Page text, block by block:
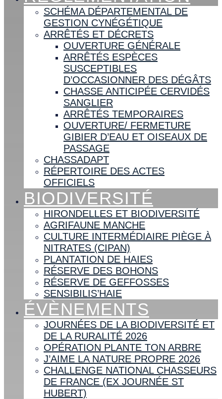
SCHÉMA DÉPARTEMENTAL DE
GESTION CYNÉGÉTIQUE
ARRÊTÉS ET DÉCRETS
OUVERTURE GÉNÉRALE
ARRÊTÉS ESPÈCES
SUSCEPTIBLES
D’OCCASIONNER DES DÉGÂTS
CHASSE ANTICIPÉE CERVIDÉS
SANGLIER
ARRÊTÉS TEMPORAIRES
OUVERTURE/ FERMETURE
GIBIER D’EAU ET OISEAUX DE
PASSAGE
CHASSADAPT
RÉPERTOIRE DES ACTES
OFFICIELS
BIODIVERSITÉ
HIRONDELLES ET BIODIVERSITÉ
AGRIFAUNE MANCHE
CULTURE INTERMÉDIAIRE PIÈGE À
NITRATES (CIPAN)
PLANTATION DE HAIES
RÉSERVE DES BOHONS
RÉSERVE DE GEFFOSSES
SENSIBILIS’HAIE
ÉVÈNEMENTS
JOURNÉES DE LA BIODIVERSITÉ ET
DE LA RURALITÉ 2026
OPÉRATION PLANTE TON ARBRE
J’AIME LA NATURE PROPRE 2026
CHALLENGE NATIONAL CHASSEURS
DE FRANCE (EX JOURNÉE ST
HUBERT)